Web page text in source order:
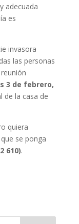
adecuada
es
invasora
las personas
3 de febrero,
de la casa de
quiera
se ponga
610).